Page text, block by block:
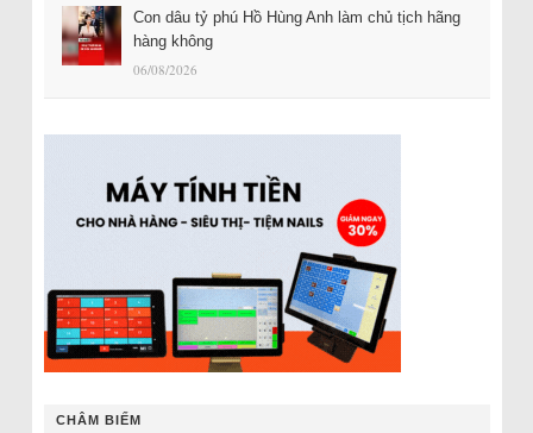
Con dâu tỷ phú Hồ Hùng Anh làm chủ tịch hãng
hàng không
06/08/2026
CHÂM BIẾM